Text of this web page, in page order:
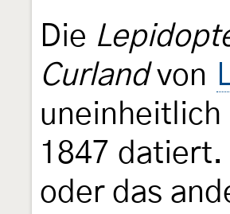
Die
Curlandvon
uneinheitlich
1847 datiert.
oder das